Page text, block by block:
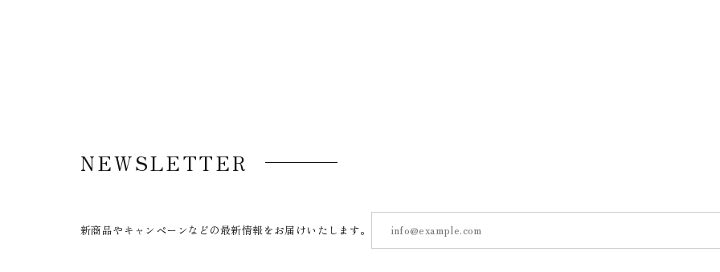
NEWSLETTER
新商品やキャンペーンなどの最新情報をお届けいたします。